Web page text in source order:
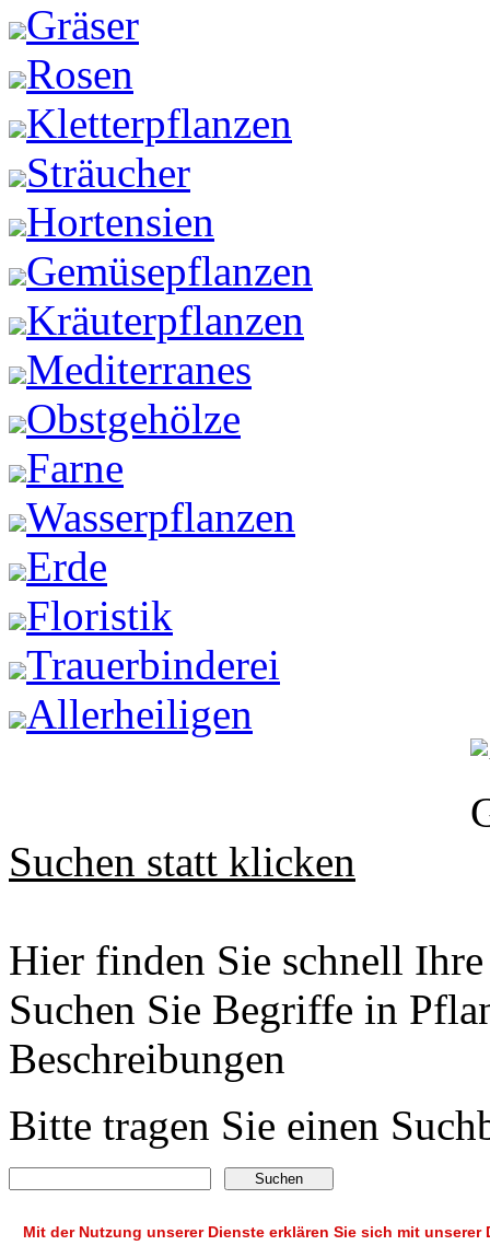
Gräser
Rosen
Kletterpflanzen
Sträucher
Hortensien
Gemüsepflanzen
Kräuterpflanzen
Mediterranes
Obstgehölze
Farne
Wasserpflanzen
Erde
Floristik
Trauerbinderei
Allerheiligen
Suchen statt klicken
Hier finden Sie schnell
Suchen Sie Begriffe in
Beschreibungen
Bitte tragen Sie einen
Suchen
Mit der Nutzung unserer Dienste erklären Sie sich mit